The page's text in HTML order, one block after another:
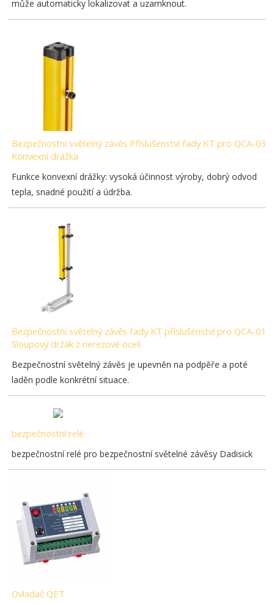
může automaticky lokalizovat a uzamknout.
Bezpečnostní světelný závěs Příslušenství řady KT pro QCA-03-
Konvexní drážka
Funkce konvexní drážky: vysoká účinnost výroby, dobrý odvod
tepla, snadné použití a údržba.
Bezpečnostní světelný závěs řady KT příslušenství pro QCA-01
Sloupový držák z nerezové oceli
Bezpečnostní světelný závěs je upevněn na podpěře a poté
laděn podle konkrétní situace.
bezpečnostní relé
bezpečnostní relé pro bezpečnostní světelné závěsy Dadisick
Ovladač QET